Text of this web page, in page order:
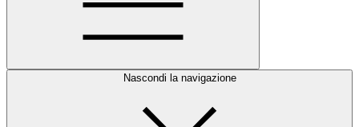
Nascondi la navigazione